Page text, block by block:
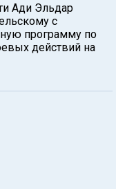
Ади Эльдар
с
программу по
действий на